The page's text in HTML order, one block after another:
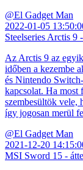
@El Gadget Man
2022-01-05
Steelseries Arctis 9
Az Arctis 9 az
időben a kezembe
és Nintendo
kapcsolat. Ha most
szembesültök vele,
így jogosan merül
@El Gadget Man
2021-12-20
MSI Sword 15 -